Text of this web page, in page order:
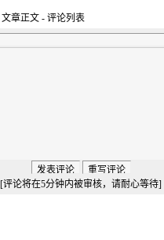
文章正文 - 评论列表
[评论将在5分钟内被审核，请耐心等待]